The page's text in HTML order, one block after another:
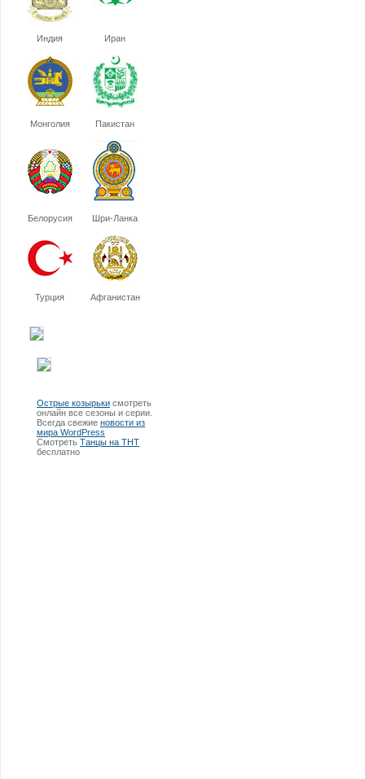
Индия Иран
Монголия Пакистан
Белорусия Шри-Ланка
Турция Афганистан
Острые козырьки смотреть
онлайн все сезоны и серии.
Всегда свежие новости из
мира WordPress
Смотреть Танцы на ТНТ
бесплатно